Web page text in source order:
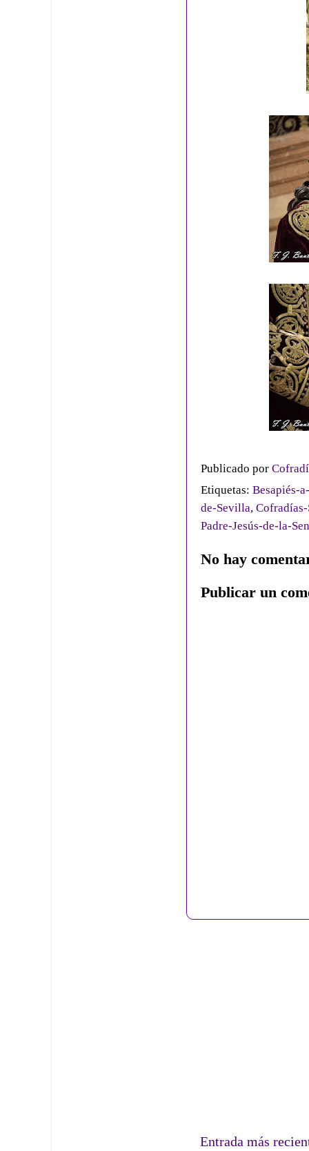
Publicado por
Etiquetas: Besapiés-
de-Sevilla,
Padre-Jesús-de-la-
No hay
Publicar un
Entrada más